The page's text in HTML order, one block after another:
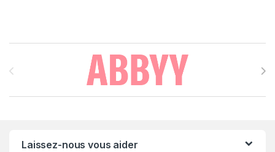
Brands Carousel
Laissez-nous vous aider